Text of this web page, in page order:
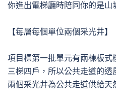
你進出電梯廳時陪同你的是
【每層每個單位兩個采光井】
項目標第一批單元有兩棟板
三梯四戶，所以公共走道的
兩個采光井為公共走道供給天